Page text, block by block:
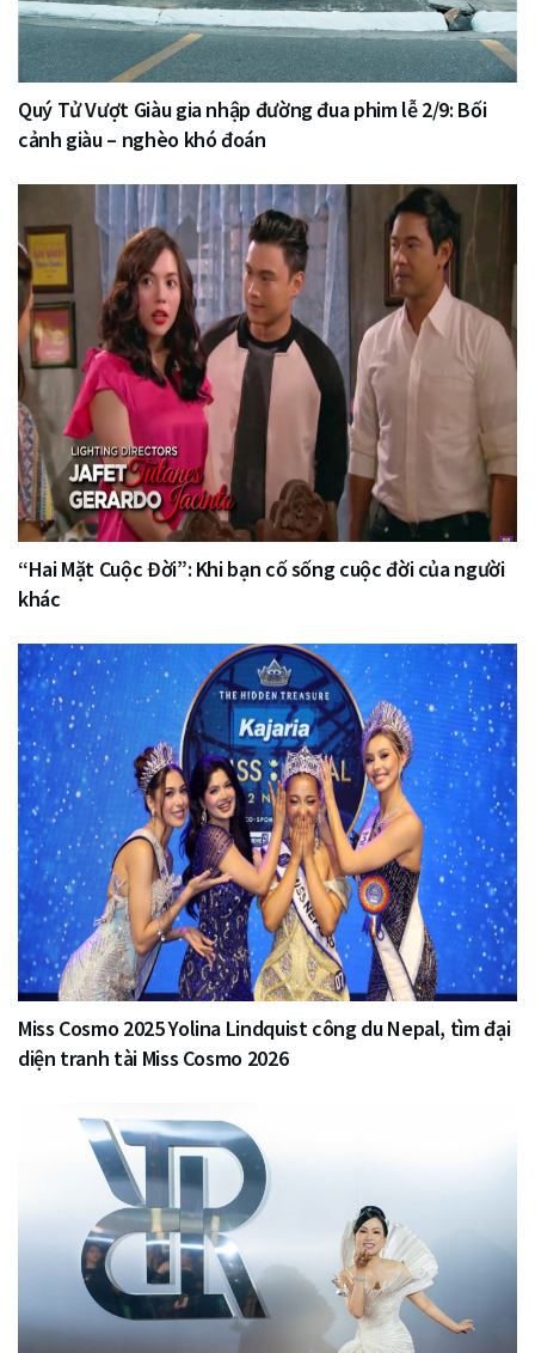
Quý Tử Vượt Giàu gia nhập đường đua phim lễ 2/9: Bối
cảnh giàu – nghèo khó đoán
“Hai Mặt Cuộc Đời”: Khi bạn cố sống cuộc đời của người
khác
Miss Cosmo 2025 Yolina Lindquist công du Nepal, tìm đại
diện tranh tài Miss Cosmo 2026